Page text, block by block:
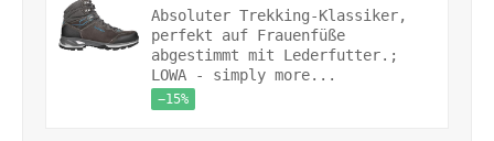
Absoluter Trekking-Klassiker,
perfekt auf Frauenfüße
abgestimmt mit Lederfutter.;
LOWA - simply more...
−15%